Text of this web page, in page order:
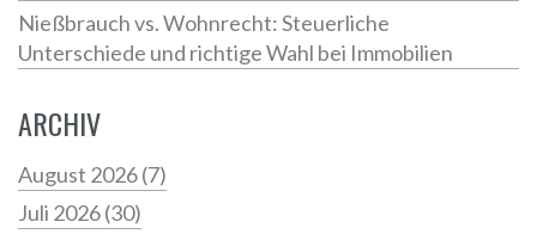
Nießbrauch vs. Wohnrecht: Steuerliche
Unterschiede und richtige Wahl bei Immobilien
ARCHIV
August 2026(7)
Juli 2026(30)